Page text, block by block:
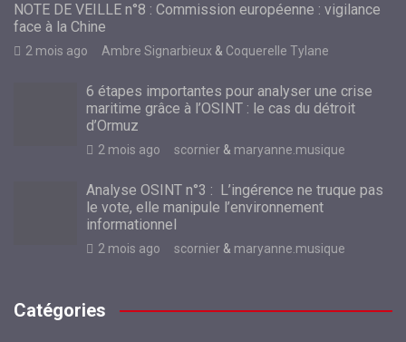
NOTE DE VEILLE n°8 : Commission européenne : vigilance
face à la Chine
2 mois ago Ambre Signarbieux & Coquerelle Tylane
6 étapes importantes pour analyser une crise
maritime grâce à l’OSINT : le cas du détroit
d’Ormuz
2 mois ago scornier & maryanne.musique
Analyse OSINT n°3 : L’ingérence ne truque pas
le vote, elle manipule l’environnement
informationnel
2 mois ago scornier & maryanne.musique
Catégories